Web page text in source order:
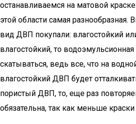
останавливаемся на матовой
этой области самая разнообразная.
вид ДВП покупали: влагостойкий
влагостойкий, то водоэмульсионная
скатываться, ведь все, что на
влагостойкий ДВП будет
пористый ДВП, то, еще раз
обязательна, так как меньше